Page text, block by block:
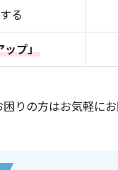
る
ップ」
りの方はお気軽にお